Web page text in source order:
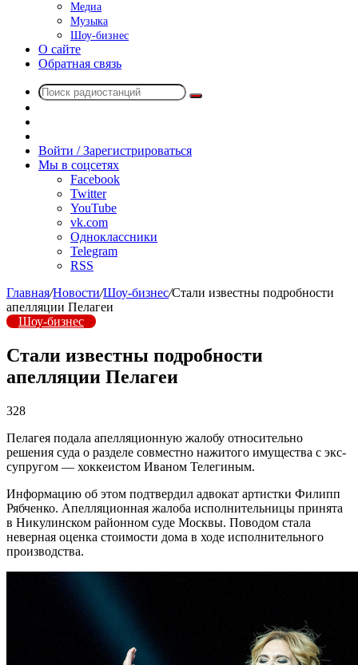
Медиа
Музыка
Шоу-бизнес
О сайте
Обратная связь
Поиск
радио
Войти / Зарегистрироваться
Мы в соцсетях
Facebook
Twitter
YouTube
vk.com
Одноклассники
Telegram
RSS
Главная/Новости/Шоу-бизнес/Стали известны подробности
апелляции Пелагеи
Шоу-бизнес
Стали известны подробности
апелляции Пелагеи
328
Пелагея подала апелляционную жалобу относительно
решения суда о разделе совместно нажитого имущества с экс-
супругом — хоккеистом Иваном Телегиным.
Информацию об этом подтвердил адвокат артистки Филипп
Рябченко. Апелляционная жалоба исполнительницы принята
в Никулинском районном суде Москвы. Поводом стала
неверная оценка стоимости дома в ходе исполнительного
производства.